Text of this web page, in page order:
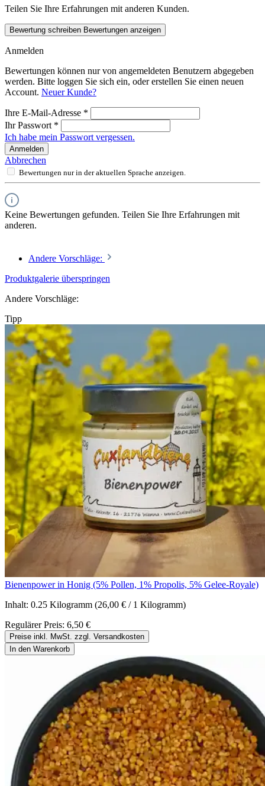
Teilen Sie Ihre Erfahrungen mit anderen Kunden.
Bewertung schreiben Bewertungen anzeigen
Anmelden
Bewertungen können nur von angemeldeten Benutzern abgegeben
werden. Bitte loggen Sie sich ein, oder erstellen Sie einen neuen
Account. Neuer Kunde?
Ihre E-Mail-Adresse *
Ihr Passwort *
Ich habe mein Passwort vergessen.
Anmelden
Abbrechen
Bewertungen nur in der aktuellen Sprache anzeigen.
Keine Bewertungen gefunden. Teilen Sie Ihre Erfahrungen mit
anderen.
Andere Vorschläge:
Produktgalerie überspringen
Andere Vorschläge:
Tipp
Bienenpower in Honig (5% Pollen, 1% Propolis, 5% Gelee-Royale)
Inhalt: 0.25 Kilogramm (26,00 € / 1 Kilogramm)
Regulärer Preis: 6,50 €
Preise inkl. MwSt. zzgl. Versandkosten
In den Warenkorb